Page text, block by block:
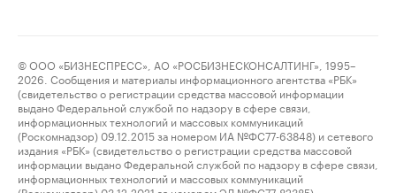
© ООО «БИЗНЕСПРЕСС», АО «РОСБИЗНЕСКОНСАЛТИНГ», 1995–
2026. Сообщения и материалы информационного агентства «РБК»
(свидетельство о регистрации средства массовой информации
выдано Федеральной службой по надзору в сфере связи,
информационных технологий и массовых коммуникаций
(Роскомнадзор) 09.12.2015 за номером ИА №ФС77-63848) и сетевого
издания «РБК» (свидетельство о регистрации средства массовой
информации выдано Федеральной службой по надзору в сфере связи,
информационных технологий и массовых коммуникаций